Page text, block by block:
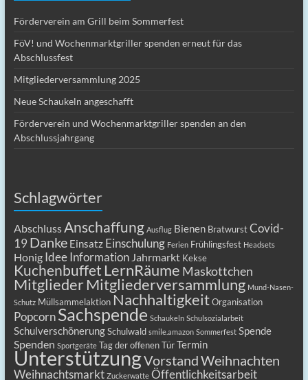
Förderverein am Grill beim Sommerfest
FöV! und Wochenmarktgriller spenden erneut für das
Abschlussfest
Mitgliederversammlung 2025
Neue Schaukeln angeschafft
Förderverein und Wochenmarktgriller spenden an den
Abschlussjahrgang
Schlagwörter
AbschlussAnschaffung Ausflug Bienen Bratwurst Covid-
19 Danke Einsatz Einschulung Ferien Frühlingsfest Headsets
Honig Idee Information Jahrmarkt Kekse
Kuchenbuffet LernRäume Maskottchen
Mitglieder Mitgliederversammlung Mund-Nasen-
Schutz Müllsammelaktion Nachhaltigkeit Organisation
Popcorn Sachspende Schaukeln Schulsozialarbeit
Schulverschönerung Schulwald smile.amazon Sommerfest Spende
Spenden Sportgeräte Tag der offenen Tür Termin
UnterstützungVorstandWeihnachten
Weihnachtsmarkt Zuckerwatte Öffentlichkeitsarbeit